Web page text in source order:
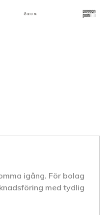
igång. För bolag
med tydlig